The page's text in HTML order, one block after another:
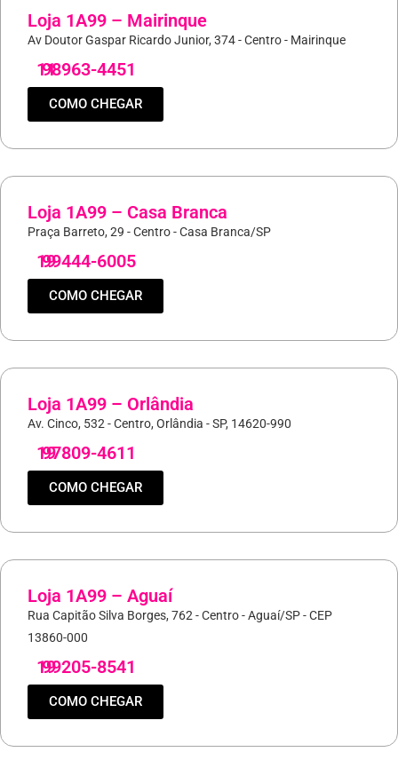
Loja 1A99 – Mairinque
Av Doutor Gaspar Ricardo Junior, 374 - Centro - Mairinque
11
98963-4451
COMO CHEGAR
Loja 1A99 – Casa Branca
Praça Barreto, 29 - Centro - Casa Branca/SP
19
99444-6005
COMO CHEGAR
Loja 1A99 – Orlândia
Av. Cinco, 532 - Centro, Orlândia - SP, 14620-990
19
97809-4611
COMO CHEGAR
Loja 1A99 – Aguaí
Rua Capitão Silva Borges, 762 - Centro - Aguaí/SP - CEP
13860-000
19
99205-8541
COMO CHEGAR